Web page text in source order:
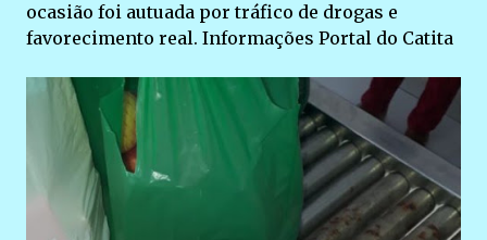
ocasião foi autuada por tráfico de drogas e
favorecimento real. Informações Portal do Catita